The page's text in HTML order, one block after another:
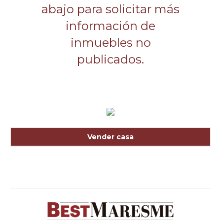
abajo para solicitar más
información de
inmuebles no
publicados.
Vender casa